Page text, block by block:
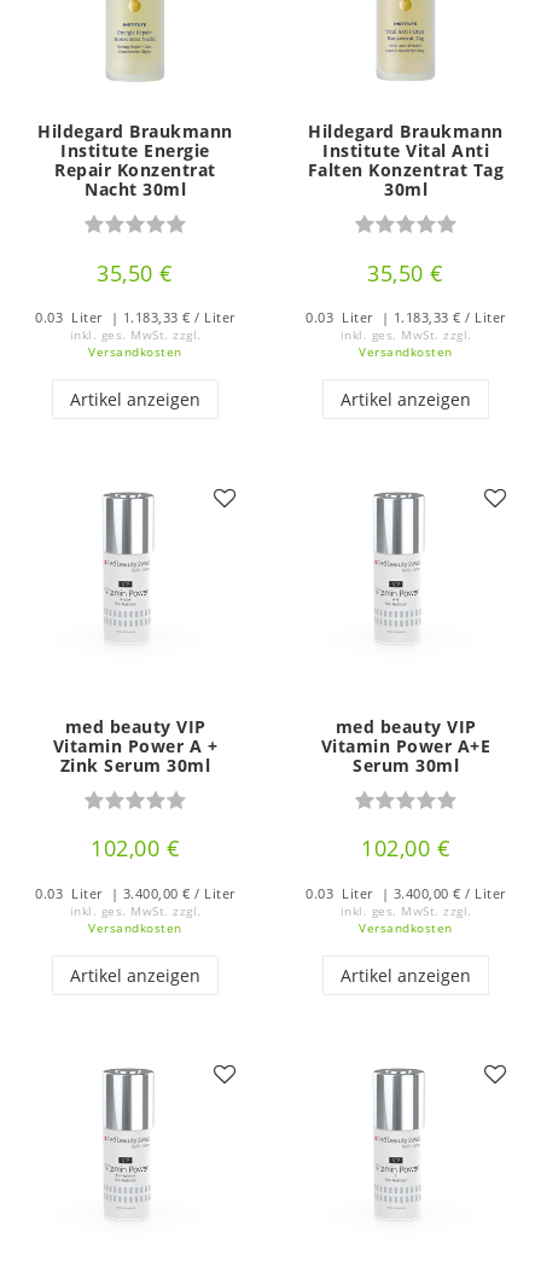
Hildegard Braukmann
Institute Energie
Repair Konzentrat
Nacht 30ml
35,50 €
0.03 Liter | 1.183,33 € / Liter
inkl. ges. MwSt. zzgl.
Versandkosten
Artikel anzeigen
Hildegard Braukmann
Institute Vital Anti
Falten Konzentrat Tag
30ml
35,50 €
0.03 Liter | 1.183,33 € / Liter
inkl. ges. MwSt. zzgl.
Versandkosten
Artikel anzeigen
med beauty VIP
Vitamin Power A +
Zink Serum 30ml
102,00 €
0.03 Liter | 3.400,00 € / Liter
inkl. ges. MwSt.
zzgl.
Versandkosten
Artikel anzeigen
med beauty VIP
Vitamin Power A+E
Serum 30ml
102,00 €
0.03 Liter | 3.400,00 € / Liter
inkl. ges. MwSt.
zzgl.
Versandkosten
Artikel anzeigen